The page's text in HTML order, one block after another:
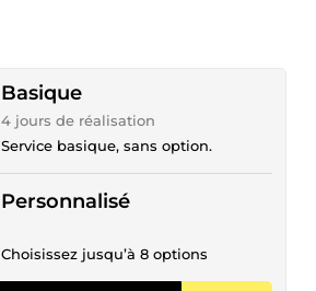
Basique
4 jours de réalisation
Service basique, sans option.
Personnalisé
Choisissez jusqu’à 8 options